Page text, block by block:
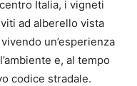
Italia, i vigneti
ad alberello vista
un’esperienza
e, al tempo
codice stradale.